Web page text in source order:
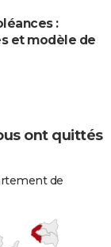
:
et modèle de
ont quittés
de